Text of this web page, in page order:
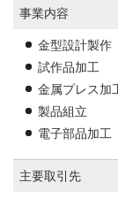
事業内容
金型設計製作
試作品加工
金属プレス加
製品組立
電子部品加工
主要取引先